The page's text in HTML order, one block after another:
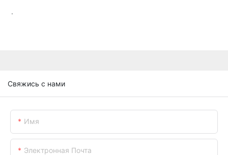
.
Свяжись с нами
Имя
Электронная Почта